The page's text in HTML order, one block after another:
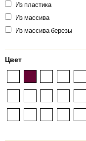
Из пластика
Из массива
Из массива березы
Цвет